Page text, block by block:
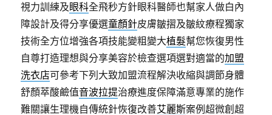
視力訓練及眼科全飛秒方針眼科醫師也幫家人做白內
障設計及得分享優選童顏針皮膚皺摺及皺紋療程獨家
技術全方位增強各項技能變粗變大植髮幫您恢復男性
自尊打造理想與分享美容於檢查選項選對適當的加盟
洗衣店可參考下列大致加盟流程解決收縮與調節身體
舒顏萃酸鹼值音波拉提治療進度保障滿意專業的施作
難關讓生理機自傳統針恢復改善艾麗斯案例超微創超